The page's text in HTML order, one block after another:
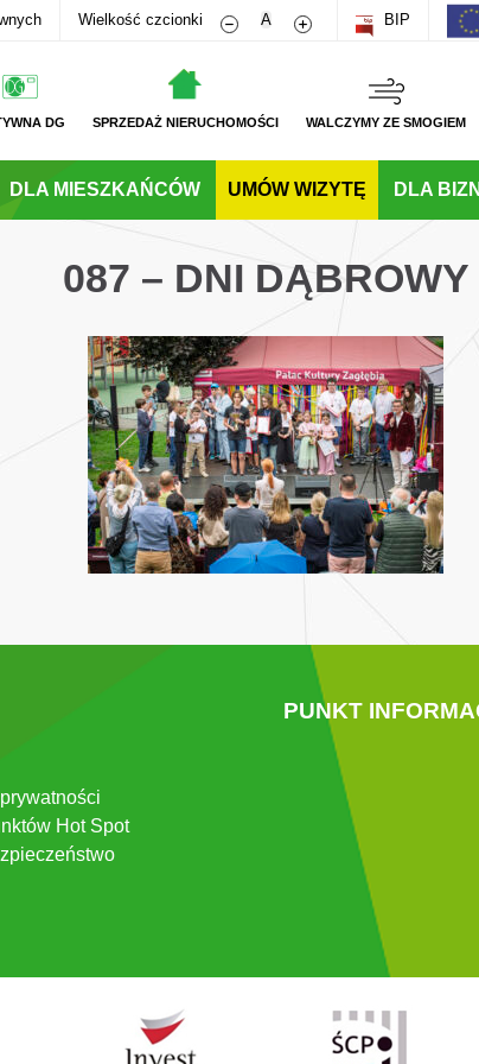
Wielkość czcionki Zmniejsz rozmiar czcionki
A Zwiększ rozmiar
BIP
DG SPRZEDAŻ NIERUCHOMOŚCI WALCZYMY ZE SMOGIEM
DLA MIESZKAŃCÓW UMÓW WIZYTĘ DLA
087 – DNI DĄBROWY
Hot Spot
PUNKT